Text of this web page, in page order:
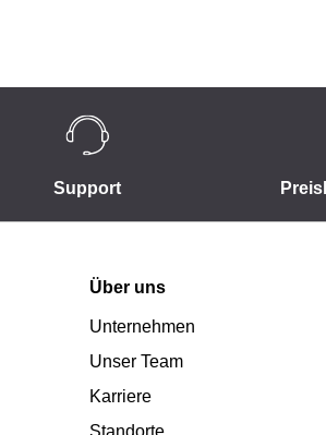
Support
Über uns
Unternehmen
Unser Team
Karriere
Standorte